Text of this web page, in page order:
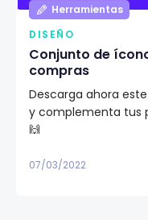
Herramientas
DISEÑO
Conjunto de
compras
Descarga ahora
y complementa tus
🙌
07/03/2022